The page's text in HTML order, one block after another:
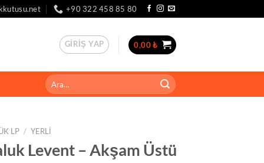
+90 322 458 85 80
GIRIŞ YAP 0,00₺
Ara:
LP / YERLI
Levent – Akşam Üstü